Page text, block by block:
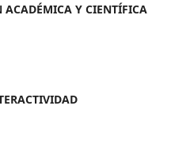
ACADÉMICA Y CIENTÍFICA